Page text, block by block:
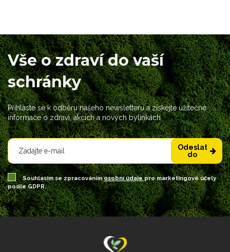
Vše o zdraví do vaší
schránky
Přihlaste se k odběru našeho newsletteru a získejte užitečné
informace o zdraví, akcích a nových bylinkách
Odeslat
do
Souhlasím se zpracovánímosobní údajepro marketingové účely
podle GDPR.